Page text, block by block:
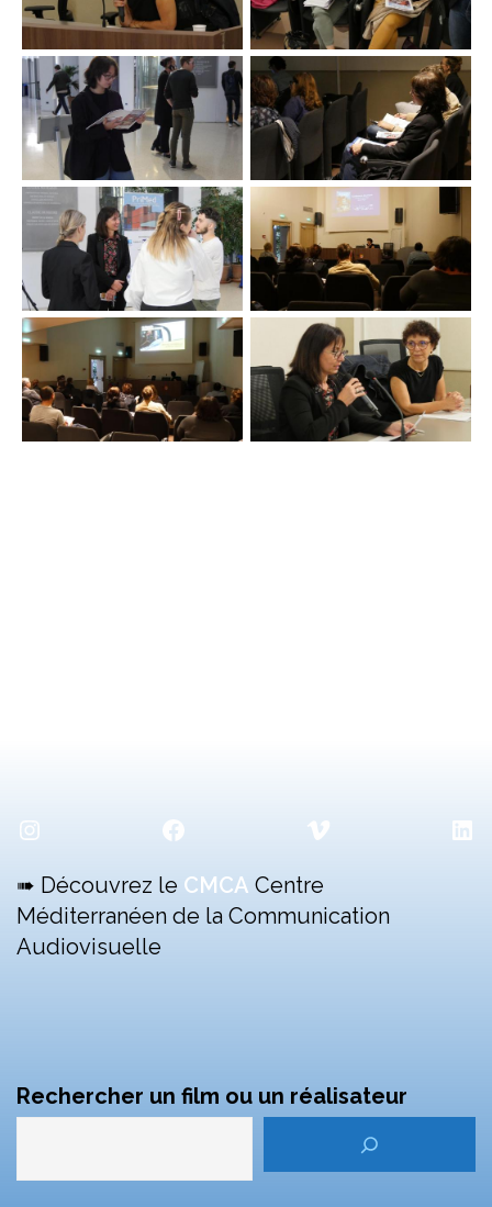
Instagram Facebook Vimeo
➠ Découvrez le CMCA Centre
Méditerranéen de la Communication
Audiovisuelle
Rechercher un film ou un réalisateur